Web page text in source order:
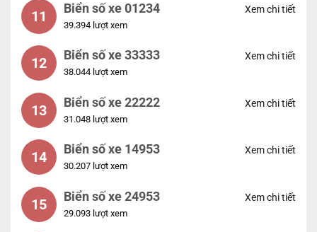
11 Biển số xe 01234
39.394 lượt xem
Xem chi tiết
12 Biển số xe 33333
38.044 lượt xem
Xem chi tiết
13 Biển số xe 22222
31.048 lượt xem
Xem chi tiết
14 Biển số xe 14953
30.207 lượt xem
Xem chi tiết
15 Biển số xe 24953
29.093 lượt xem
Xem chi tiết